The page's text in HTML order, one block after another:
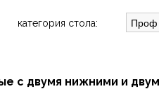
категория стола:
с двумя нижними и